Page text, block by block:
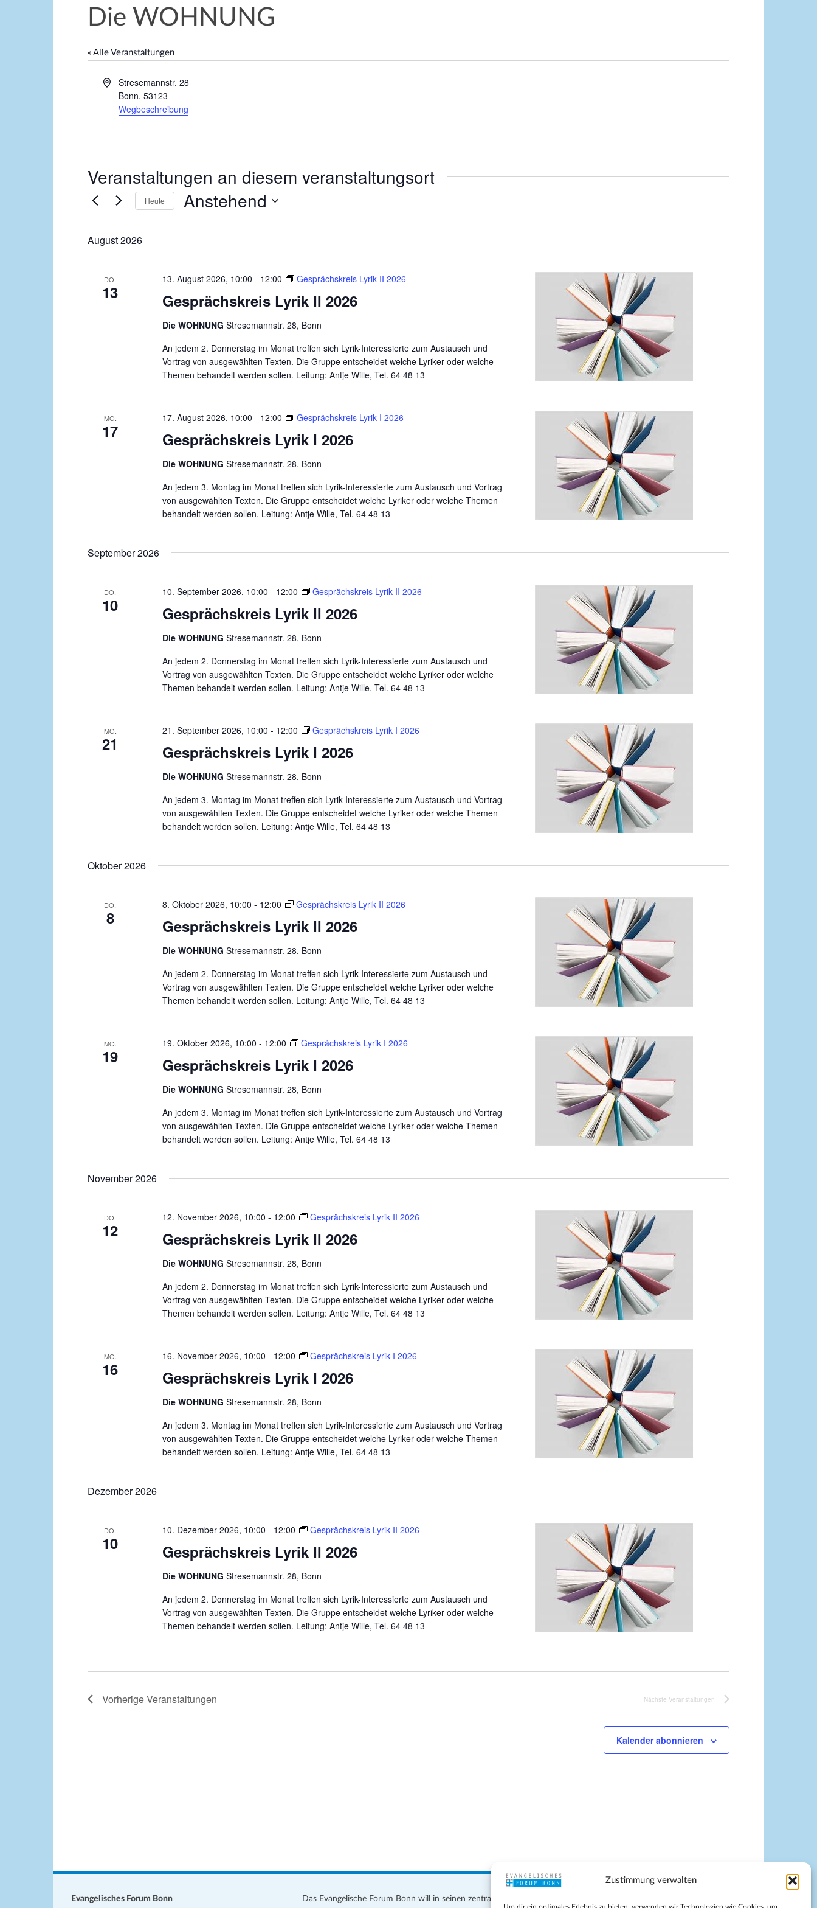
Zustimmung verwalten
Die WOHNUNG
« Alle Veranstaltungen
A
s
Stresemannstr. 28
Bonn, 53123
Wegbeschreibung
Veranstaltungen an diesem veranstaltungsort
Heute Anstehend
m
h
n
August 2026
DO.
13 Gesprächskreis Lyrik II 2026
13. August 2026, 10:00 - 12:00 Gesprächskreis Lyrik II 2026
Die WOHNUNG Stresemannstr. 28, Bonn
An jedem 2. Donnerstag im Monat treffen sich Lyrik-Interessierte zum Austausch und
Vortrag von ausgewählten Texten. Die Gruppe entscheidet welche Lyriker oder welche
Themen behandelt werden sollen. Leitung: Antje Wille, Tel. 64 48 13
MO.
17 Gesprächskreis Lyrik I 2026
17. August 2026, 10:00 - 12:00 Gesprächskreis Lyrik I 2026
Die WOHNUNG Stresemannstr. 28, Bonn
An jedem 3. Montag im Monat treffen sich Lyrik-Interessierte zum Austausch und Vortrag
von ausgewählten Texten. Die Gruppe entscheidet welche Lyriker oder welche Themen
behandelt werden sollen. Leitung: Antje Wille, Tel. 64 48 13
September 2026
DO.
10 Gesprächskreis Lyrik II 2026
10. September 2026, 10:00 - 12:00 Gesprächskreis Lyrik II 2026
Die WOHNUNG Stresemannstr. 28, Bonn
An jedem 2. Donnerstag im Monat treffen sich Lyrik-Interessierte zum Austausch und
Vortrag von ausgewählten Texten. Die Gruppe entscheidet welche Lyriker oder welche
Themen behandelt werden sollen. Leitung: Antje Wille, Tel. 64 48 13
MO.
21 Gesprächskreis Lyrik I 2026
21. September 2026, 10:00 - 12:00 Gesprächskreis Lyrik I 2026
Die WOHNUNG Stresemannstr. 28, Bonn
An jedem 3. Montag im Monat treffen sich Lyrik-Interessierte zum Austausch und Vortrag
von ausgewählten Texten. Die Gruppe entscheidet welche Lyriker oder welche Themen
behandelt werden sollen. Leitung: Antje Wille, Tel. 64 48 13
Oktober 2026
DO.
8 Gesprächskreis Lyrik II 2026
8. Oktober 2026, 10:00 - 12:00 Gesprächskreis Lyrik II 2026
Die WOHNUNG Stresemannstr. 28, Bonn
An jedem 2. Donnerstag im Monat treffen sich Lyrik-Interessierte zum Austausch und
Vortrag von ausgewählten Texten. Die Gruppe entscheidet welche Lyriker oder welche
Themen behandelt werden sollen. Leitung: Antje Wille, Tel. 64 48 13
MO.
19 Gesprächskreis Lyrik I 2026
19. Oktober 2026, 10:00 - 12:00 Gesprächskreis Lyrik I 2026
Die WOHNUNG Stresemannstr. 28, Bonn
An jedem 3. Montag im Monat treffen sich Lyrik-Interessierte zum Austausch und Vortrag
von ausgewählten Texten. Die Gruppe entscheidet welche Lyriker oder welche Themen
behandelt werden sollen. Leitung: Antje Wille, Tel. 64 48 13
November 2026
DO.
12 Gesprächskreis Lyrik II 2026
12. November 2026, 10:00 - 12:00 Gesprächskreis Lyrik II 2026
Die WOHNUNG Stresemannstr. 28, Bonn
An jedem 2. Donnerstag im Monat treffen sich Lyrik-Interessierte zum Austausch und
Vortrag von ausgewählten Texten. Die Gruppe entscheidet welche Lyriker oder welche
Themen behandelt werden sollen. Leitung: Antje Wille, Tel. 64 48 13
MO.
16 Gesprächskreis Lyrik I 2026
16. November 2026, 10:00 - 12:00 Gesprächskreis Lyrik I 2026
Die WOHNUNG Stresemannstr. 28, Bonn
An jedem 3. Montag im Monat treffen sich Lyrik-Interessierte zum Austausch und Vortrag
von ausgewählten Texten. Die Gruppe entscheidet welche Lyriker oder welche Themen
behandelt werden sollen. Leitung: Antje Wille, Tel. 64 48 13
Dezember 2026
DO.
10 Gesprächskreis Lyrik II 2026
10. Dezember 2026, 10:00 - 12:00 Gesprächskreis Lyrik II 2026
Die WOHNUNG Stresemannstr. 28, Bonn
An jedem 2. Donnerstag im Monat treffen sich Lyrik-Interessierte zum Austausch und
Vortrag von ausgewählten Texten. Die Gruppe entscheidet welche Lyriker oder welche
Themen behandelt werden sollen. Leitung: Antje Wille, Tel. 64 48 13
VorherigeVeranstaltungen Nächste Veranstaltungen
Kalender abonnieren
Evangelisches Forum Bonn Das Evangelische Forum Bonn will in seinen zentralen